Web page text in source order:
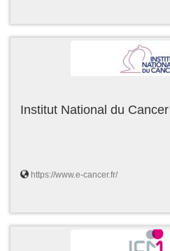
Institut National du
https://www.e-cancer.fr/